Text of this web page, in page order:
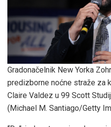
Gradonačelnik New Yorka
predizborne noćne straže za
Claire Valdez u 99 Scott
(Michael M. Santiago/Getty